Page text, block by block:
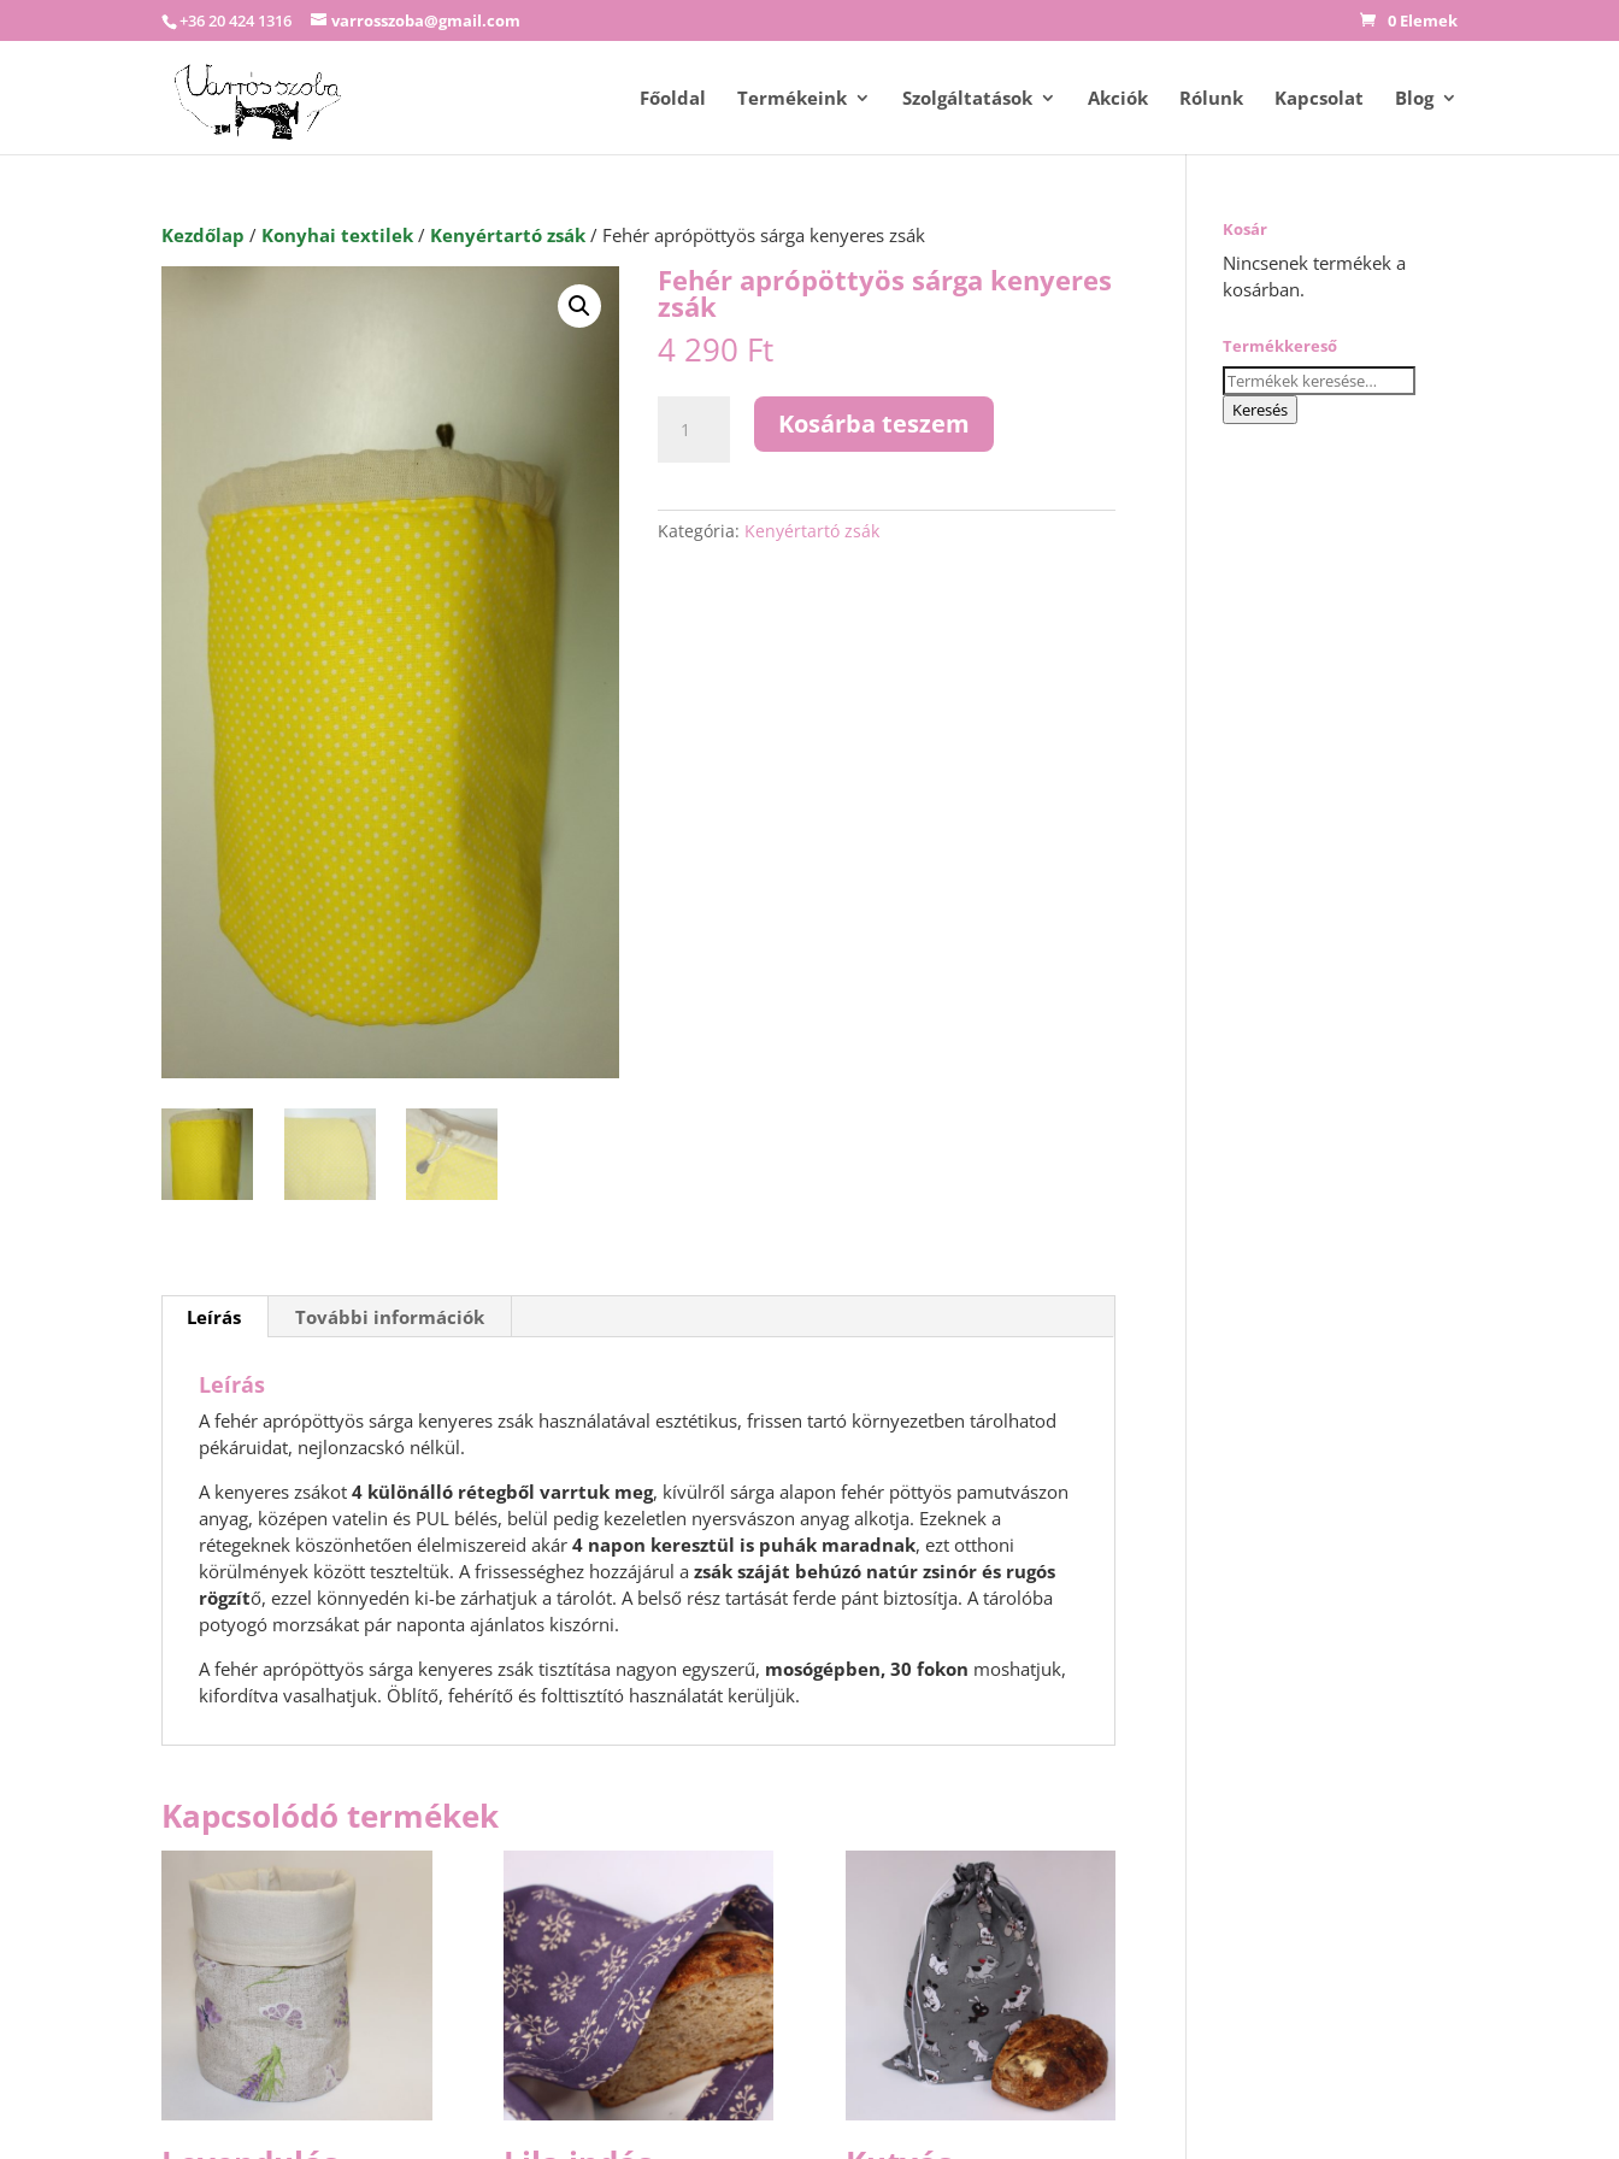
+36 20 424 1316 varrosszoba@gmail.com 0 Elemek
Főoldal Termékeink Szolgáltatások Akciók Rólunk Kapcsolat Blog
Kezdőlap / Konyhai textilek / Kenyértartó zsák / Fehér aprópöttyös sárga kenyeres zsák
Fehér aprópöttyös sárga kenyeres
zsák
4 290 Ft
aprópöttyös
zsák
mennyiség
Kosárba teszem
Kategória: Kenyértartó zsák
Leírás További információk
Leírás
A fehér aprópöttyös sárga kenyeres zsák használatával esztétikus, frissen tartó környezetben tárolhatod
pékáruidat, nejlonzacskó nélkül.
A kenyeres zsákot4 különálló rétegből varrtuk meg, kívülről sárga alapon fehér pöttyös pamutvászon
anyag, középen vatelin és PUL bélés, belül pedig kezeletlen nyersvászon anyag alkotja. Ezeknek a
rétegeknek köszönhetően élelmiszereid akár4 napon keresztül is puhák maradnak, ezt otthoni
körülmények között teszteltük. A frissességhez hozzájárul azsák száját behúzó natúr zsinór és rugós
rögzítő, ezzel könnyedén ki-be zárhatjuk a tárolót. A belső rész tartását ferde pánt biztosítja. A tárolóba
potyogó morzsákat pár naponta ajánlatos kiszórni.
A fehér aprópöttyös sárga kenyeres zsák tisztítása nagyon egyszerű, mosógépben, 30 fokon moshatjuk,
kifordítva vasalhatjuk. Öblítő, fehérítő és folttisztító használatát kerüljük.
Kapcsolódó termékek
Kosár
Nincsenek termékek a
kosárban.
Termékkereső
Keresés
a
következőre:
Keresés